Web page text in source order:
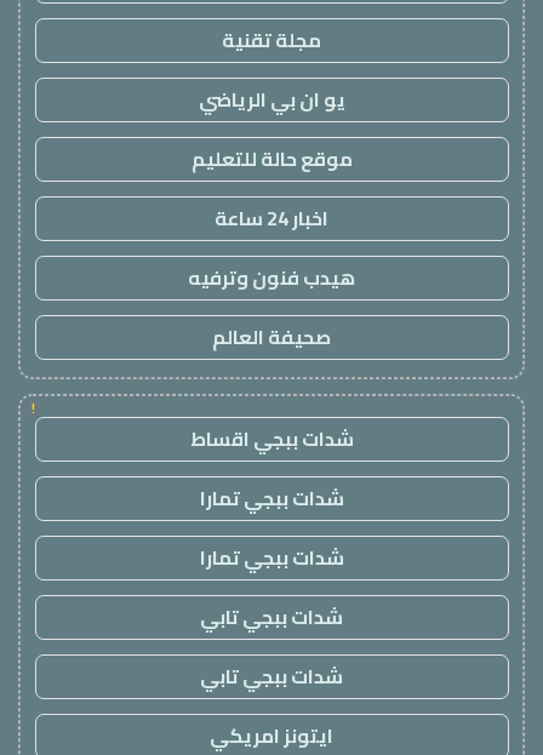
مجلة تقنية
يو ان بي الرياضي
موقع حالة للتعليم
اخبار 24 ساعة
هيدب فنون وترفيه
صحيفة العالم
!
شدات ببجي اقساط
شدات ببجي تمارا
شدات ببجي تمارا
شدات ببجي تابي
شدات ببجي تابي
ايتونز امريكي